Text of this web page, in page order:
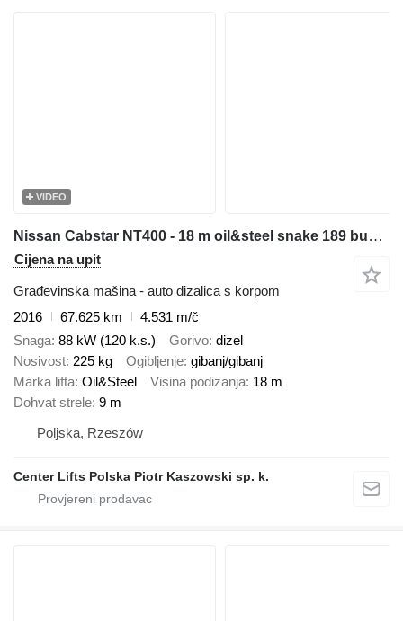
VIDEO
Nissan Cabstar NT400 - 18 m oil&steel snake 189 bucket truck boom lift
Cijena na upit
Građevinska mašina - auto dizalica s korpom
2016
67.625 km
4.531 m/č
Snaga 88 kW (120 k.s.) Gorivo dizel
Nosivost 225 kg Ogibljenje gibanj/gibanj
Marka lifta Oil&Steel Visina podizanja 18 m
Dohvat strele 9 m
Poljska, Rzeszów
Center Lifts Polska Piotr Kaszowski sp. k.